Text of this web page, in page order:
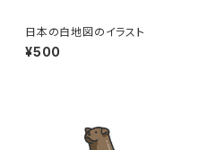
日本の白地図のイラスト
¥500